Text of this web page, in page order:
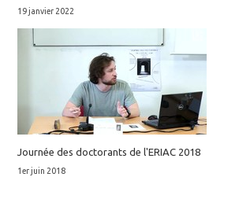
19 janvier 2022
Journée des doctorants de l'ERIAC 2018
1er juin 2018